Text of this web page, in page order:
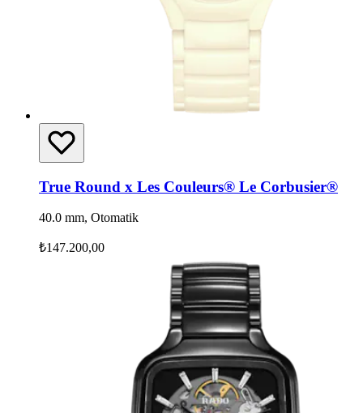
True Round x Les Couleurs® Le Corbusier®
40.0 mm, Otomatik
₺147.200,00